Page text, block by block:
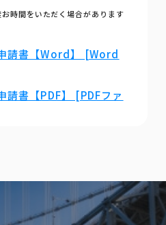
時間をいただく場合があります
請書【Word】 [Word
請書【PDF】 [PDFファ